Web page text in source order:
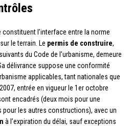
l’interface entre la norme
le terrain. Le permis de construire,
du Code de l’urbanisme, demeure
délivrance suppose une conformité
applicables, tant nationales que
entrée en vigueur le 1er octobre
encadrés (deux mois pour une
les autres constructions), avec un
à l’expiration du délai, sauf exceptions